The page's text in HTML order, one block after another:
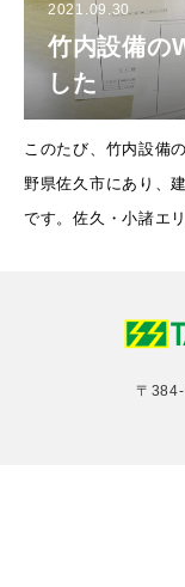
2021.09.30
竹内設備の
した
このたび、竹内設備
野県佐久市にあり、
です。佐久・小諸エ
〒